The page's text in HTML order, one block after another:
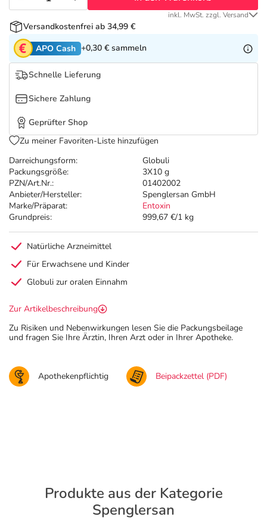
Tierapotheke
Vitamine & Mineralstoffe
Marken
Salus Deals
Darreichungsform:
Globuli
Packungsgröße:
3X10 g
PZN/Art.Nr.:
01402002
Anbieter/Hersteller:
Spenglersan GmbH
Marke/Präparat:
Entoxin
Grundpreis:
999,67 €/1 kg
inkl. MwSt. zzgl. Versand
Versandkostenfrei ab 34,99 €
APO Cash +0,30 € sammeln
Schnelle Lieferung
Sichere Zahlung
Geprüfter Shop
Zu meiner Favoriten-Liste hinzufügen
Natürliche Arzneimittel
Für Erwachsene und Kinder
Globuli zur oralen Einnahm
Zur Artikelbeschreibung
Zu Risiken und Nebenwirkungen lesen Sie die Packungsbeilage
und fragen Sie Ihre Ärztin, Ihren Arzt oder in Ihrer Apotheke.
Apothekenpflichtig Beipackzettel (PDF)
Produkte aus der Kategorie
Spenglersan